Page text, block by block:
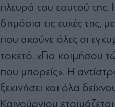
πλευρά του εαυτού της.
δημόσια τις ευχές της,
που ακούνε όλες οι
τοκετό. «Για κοιμήσου
που μπορείς». Η
ξεκινήσει και όλα
Καινούργιου